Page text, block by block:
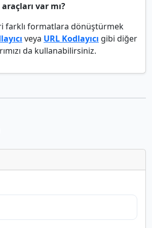
var mı?
farklı formatlara dönüştürmek
veya URL Kodlayıcı gibi diğer
da kullanabilirsiniz.